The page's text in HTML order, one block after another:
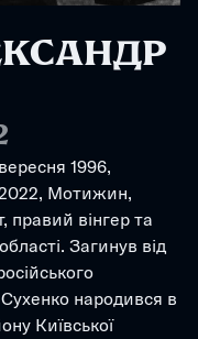
1996,
Мотижин,
правий вінгер та
Загинув від
народився в
Київської